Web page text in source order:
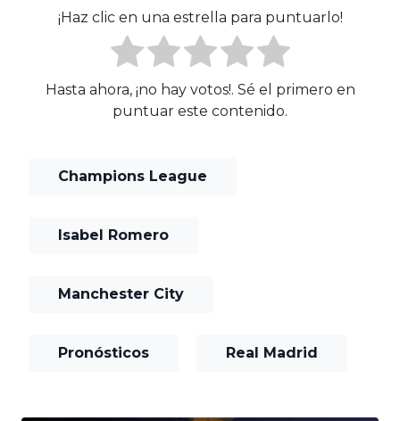
¡Haz clic en una estrella para puntuarlo!
Hasta ahora, ¡no hay votos!. Sé el primero en
puntuar este contenido.
Champions League
Isabel Romero
Manchester City
Pronósticos Real Madrid